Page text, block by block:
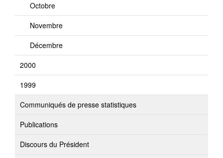
Octobre
Novembre
Décembre
2000
1999
Communiqués de presse statistiques
Publications
Discours du Président